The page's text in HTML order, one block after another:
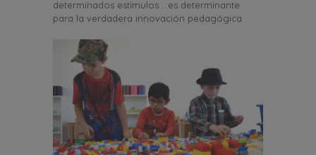
determinados estímulos... es determinante
para la verdadera innovación pedagógica